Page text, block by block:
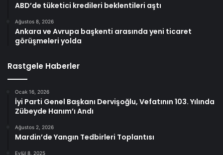
ABD’de tüketici kredileri beklentileri aştı
Ağustos 8, 2026
Ankara ve Avrupa başkenti arasında yeni ticaret
görüşmeleri yolda
Rastgele Haberler
Ocak 16, 2026
İyi Parti Genel Başkanı Dervişoğlu, Vefatının 103. Yılında
Zübeyde Hanım’ı Andı
Ağustos 2, 2026
Mardin’de Yangın Tedbirleri Toplantısı
Eylül 8, 2025